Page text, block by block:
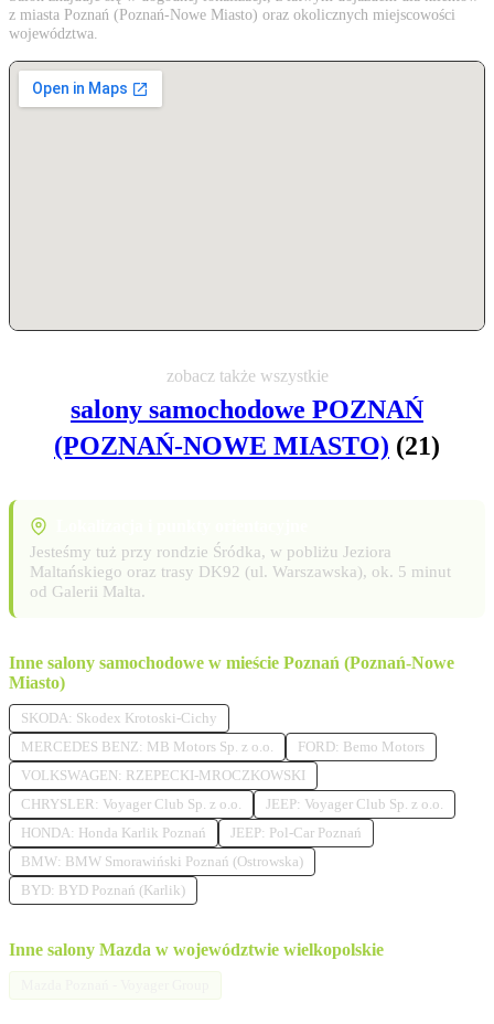
z miasta Poznań (Poznań-Nowe Miasto) oraz okolicznych miejscowości
województwa.
zobacz także wszystkie
salony samochodowe POZNAŃ
(POZNAŃ-NOWE MIASTO) (21)
Jesteśmy tuż przy rondzie Śródka, w pobliżu Jeziora
Maltańskiego oraz trasy DK92 (ul. Warszawska), ok. 5 minut
od Galerii Malta.
Inne salony samochodowe w mieście Poznań (Poznań-Nowe
Miasto)
SKODA: Skodex Krotoski-Cichy
MERCEDES BENZ: MB Motors Sp. z o.o.
FORD: Bemo Motors
VOLKSWAGEN: RZEPECKI-MROCZKOWSKI
CHRYSLER: Voyager Club Sp. z o.o.
JEEP: Voyager Club Sp. z o.o.
HONDA: Honda Karlik Poznań
JEEP: Pol-Car Poznań
BMW: BMW Smorawiński Poznań (Ostrowska)
BYD: BYD Poznań (Karlik)
Inne salony Mazda w województwie wielkopolskie